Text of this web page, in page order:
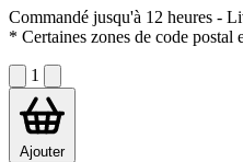
Commandé jusqu'à 12 heures -
* Certaines zones de code postal
1
Ajouter